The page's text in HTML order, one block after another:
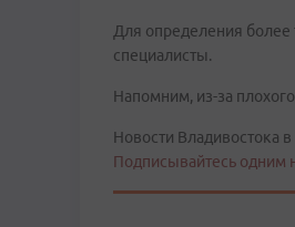
Для определения более
специалисты.
Напомним, из-за
Новости Владивостока
Подписывайтесь одним